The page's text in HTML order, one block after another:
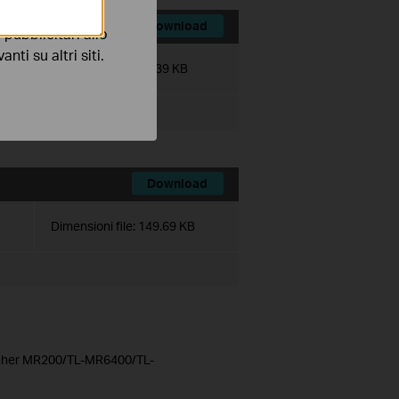
Download
28.39 KB
Download
Dimensioni file: 149.69 KB
MR200/TL-MR6400/TL-
pubblicitari allo
su altri siti.